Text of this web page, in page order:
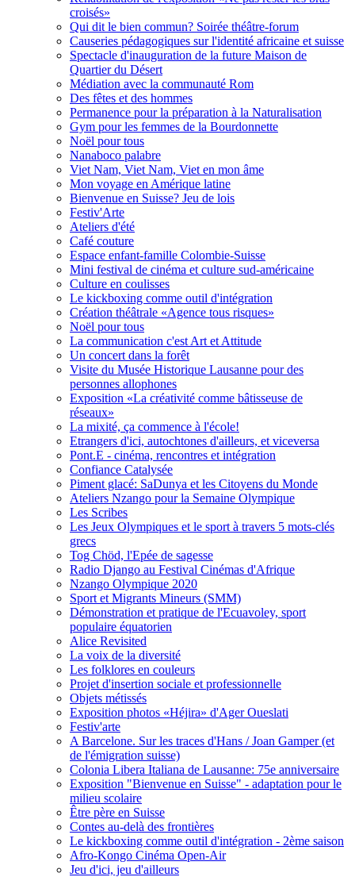
croisés»
Qui dit le bien commun? Soirée théâtre-forum
Causeries pédagogiques sur l'identité africaine et suisse
Spectacle d'inauguration de la future Maison de
Quartier du Désert
Médiation avec la communauté Rom
Des fêtes et des hommes
Permanence pour la préparation à la Naturalisation
Gym pour les femmes de la Bourdonnette
Noël pour tous
Nanaboco palabre
Viet Nam, Viet Nam, Viet en mon âme
Mon voyage en Amérique latine
Bienvenue en Suisse? Jeu de lois
Festiv'Arte
Ateliers d'été
Café couture
Espace enfant-famille Colombie-Suisse
Mini festival de cinéma et culture sud-américaine
Culture en coulisses
Le kickboxing comme outil d'intégration
Création théâtrale «Agence tous risques»
Noël pour tous
La communication c'est Art et Attitude
Un concert dans la forêt
Visite du Musée Historique Lausanne pour des
personnes allophones
Exposition «La créativité comme bâtisseuse de
réseaux»
La mixité, ça commence à l'école!
Etrangers d'ici, autochtones d'ailleurs, et viceversa
Pont.E - cinéma, rencontres et intégration
Confiance Catalysée
Piment glacé: SaDunya et les Citoyens du Monde
Ateliers Nzango pour la Semaine Olympique
Les Scribes
Les Jeux Olympiques et le sport à travers 5 mots-clés
grecs
Tog Chöd, l'Epée de sagesse
Radio Django au Festival Cinémas d'Afrique
Nzango Olympique 2020
Sport et Migrants Mineurs (SMM)
Démonstration et pratique de l'Ecuavoley, sport
populaire équatorien
Alice Revisited
La voix de la diversité
Les folklores en couleurs
Projet d'insertion sociale et professionnelle
Objets métissés
Exposition photos «Héjira» d'Ager Oueslati
Festiv'arte
A Barcelone. Sur les traces d'Hans / Joan Gamper (et
de l'émigration suisse)
Colonia Libera Italiana de Lausanne: 75e anniversaire
Exposition "Bienvenue en Suisse" - adaptation pour le
milieu scolaire
Être père en Suisse
Contes au-delà des frontières
Le kickboxing comme outil d'intégration - 2ème saison
Afro-Kongo Cinéma Open-Air
Jeu d'ici, jeu d'ailleurs